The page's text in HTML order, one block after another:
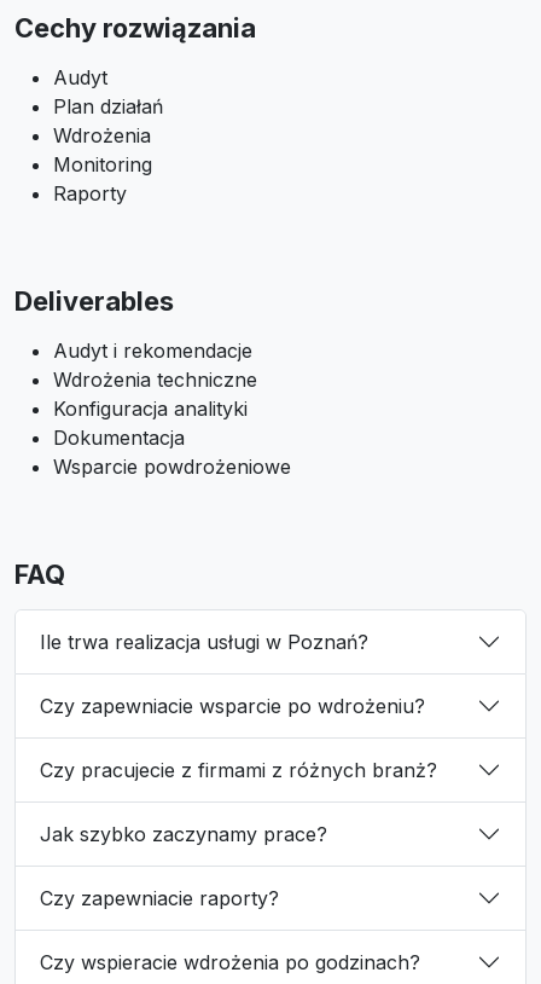
Cechy rozwiązania
Audyt
Plan działań
Wdrożenia
Monitoring
Raporty
Deliverables
Audyt i rekomendacje
Wdrożenia techniczne
Konfiguracja analityki
Dokumentacja
Wsparcie powdrożeniowe
FAQ
Ile trwa realizacja usługi w Poznań?
Czy zapewniacie wsparcie po wdrożeniu?
Czy pracujecie z firmami z różnych branż?
Jak szybko zaczynamy prace?
Czy zapewniacie raporty?
Czy wspieracie wdrożenia po godzinach?